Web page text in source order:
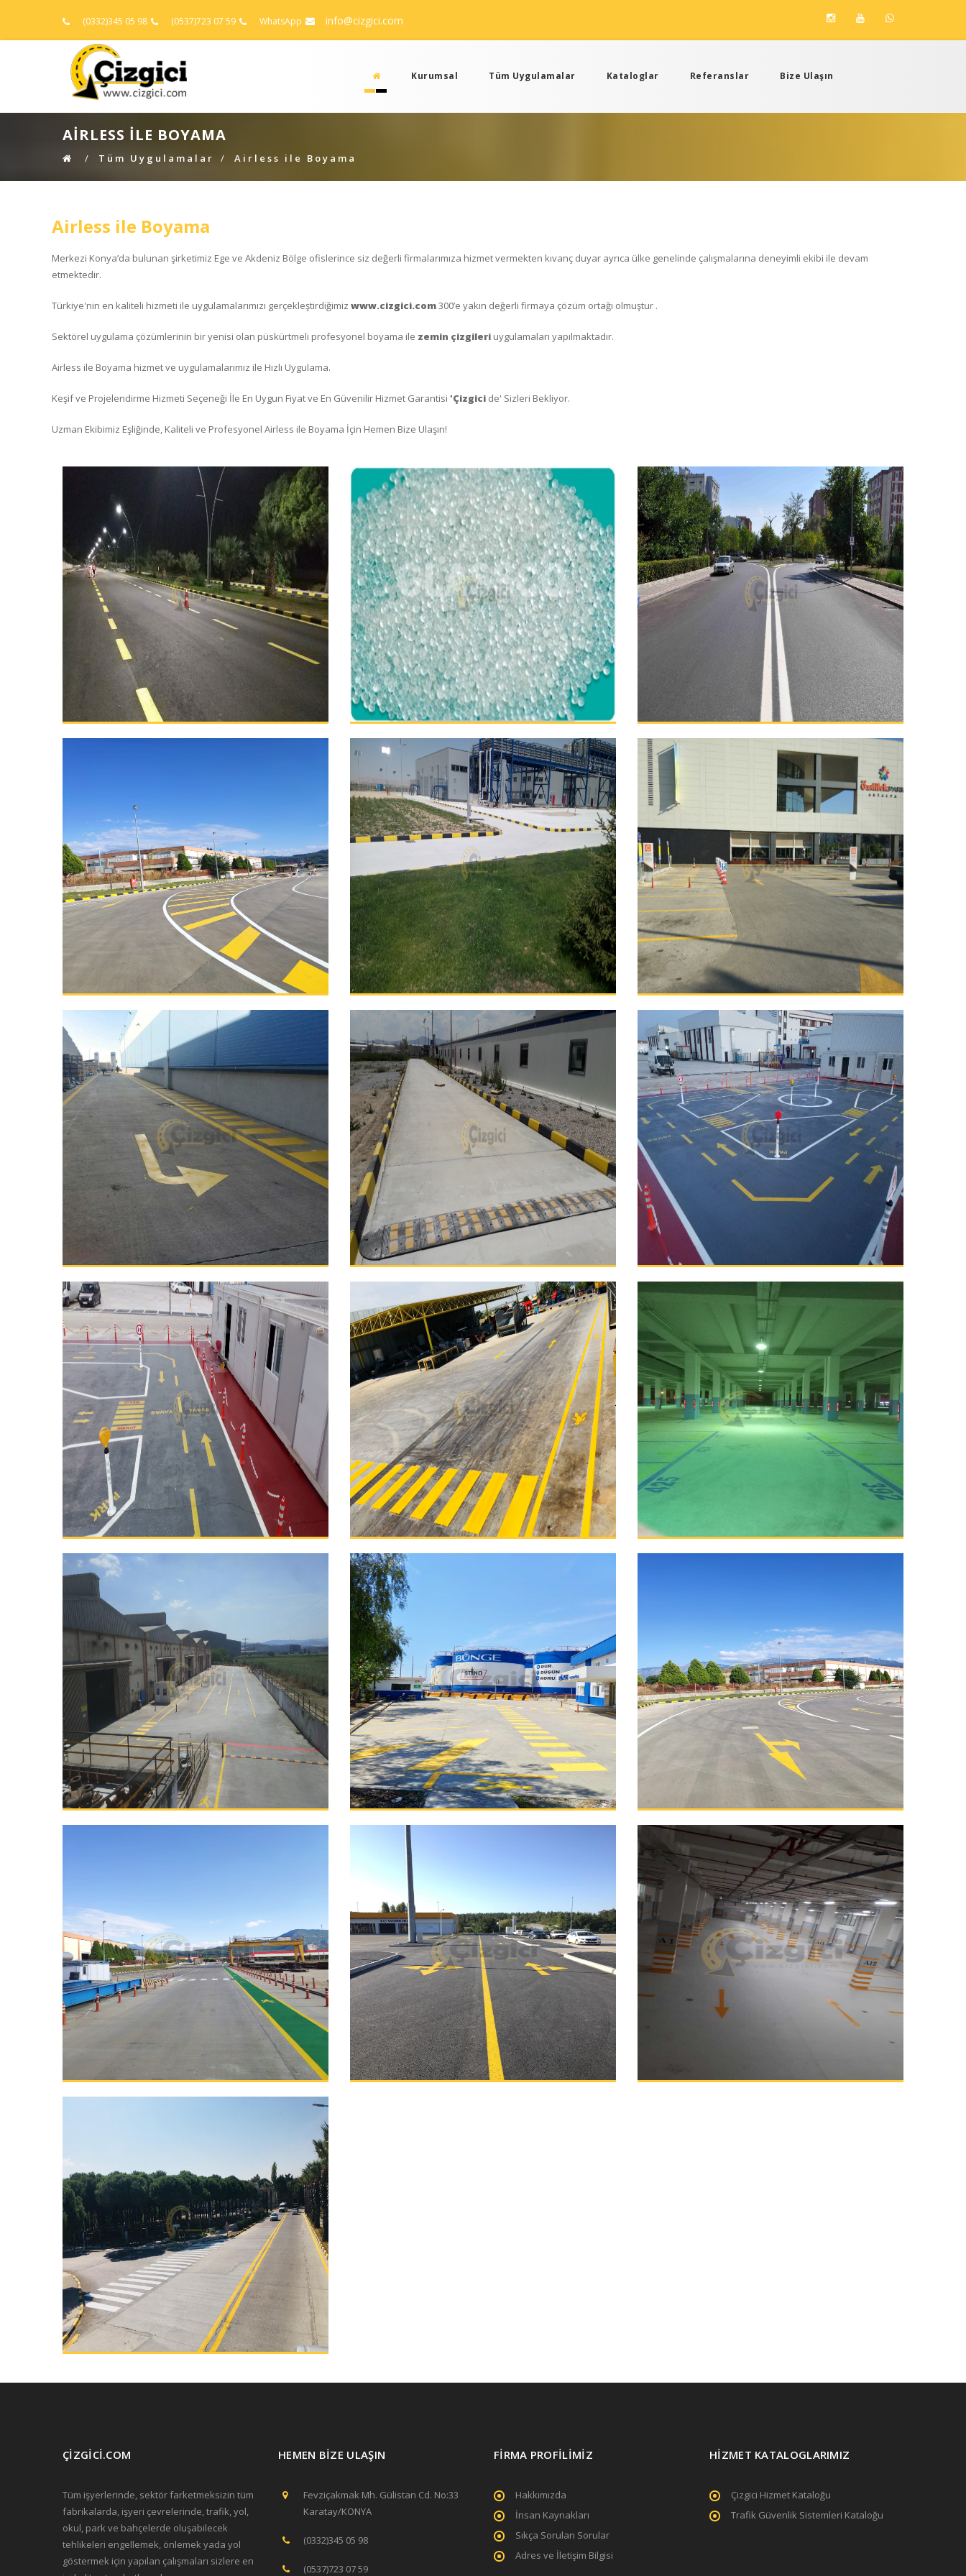
(0332)345 05 98 (0537)723 07 59 WhatsApp info@cizgici.com
Kurumsal Tüm Uygulamalar Kataloglar Referanslar Bize Ulaşın
AIRLESS ILE BOYAMA
Tüm Uygulamalar Airless ile Boyama
Airless ile Boyama
Merkezi Konya’da bulunan şirketimiz Ege ve Akdeniz Bölge ofislerince siz değerli firmalarımıza hizmet vermekten kıvanç duyar ayrıca ülke genelinde çalışmalarına deneyimli ekibi ile devam
etmektedir.
Türkiye'nin en kaliteli hizmeti ile uygulamalarımızı gerçekleştirdiğimiz www.cizgici.com300’e yakın değerli firmaya çözüm ortağı olmuştur .
Sektörel uygulama çözümlerinin bir yenisi olan püskürtmeli profesyonel boyama ile zemin çizgileri uygulamaları yapılmaktadır.
Airless ile Boyama hizmet ve uygulamalarımız ile Hızlı Uygulama.
Keşif ve Projelendirme Hizmeti Seçeneği İle En Uygun Fiyat ve En Güvenilir Hizmet Garantisi 'Çizgici de' Sizleri Bekliyor.
Uzman Ekibimiz Eşliğinde, Kaliteli ve Profesyonel Airless ile Boyama İçin Hemen Bize Ulaşın!
ÇİZGİCİ.COM
Tüm işyerlerinde, sektör farketmeksizin tüm
fabrikalarda, işyeri çevrelerinde, trafik, yol,
okul, park ve bahçelerde oluşabilecek
tehlikeleri engellemek, önlemek yada yol
göstermek için yapılan çalışmaları sizlere en
HEMEN BİZE ULAŞIN
Fevziçakmak Mh. Gülistan Cd. No:33
Karatay/KONYA
(0332)345 05 98
(0537)723 07 59
FİRMA PROFİLİMİZ
Hakkımızda
İnsan Kaynakları
Sıkça Sorulan Sorular
Adres ve İletişim Bilgisi
HİZMET KATALOGLARIMIZ
Çizgici Hizmet Kataloğu
Trafik Güvenlik Sistemleri Kataloğu